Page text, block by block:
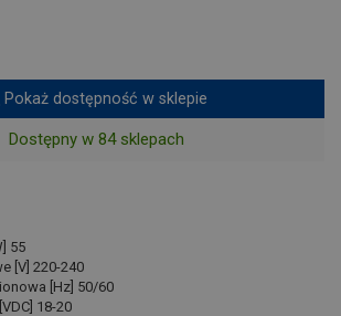
Pokaż dostępność w sklepie
Dostępny w 84 sklepach
55
[V] 220-240
[Hz] 50/60
18-20